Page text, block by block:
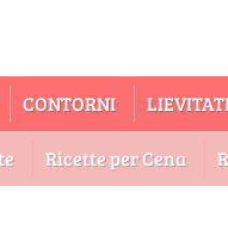
CONTORNI
Ricette per Cena